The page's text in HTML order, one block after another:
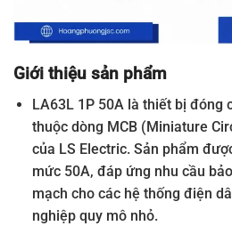
Giới thiệu sản phẩm
LA63L 1P 50A là thiết bị đóng
thuộc dòng MCB (Miniature
của LS Electric. Sản phẩm
mức 50A, đáp ứng nhu cầu
mạch cho các hệ thống điện
nghiệp quy mô nhỏ.